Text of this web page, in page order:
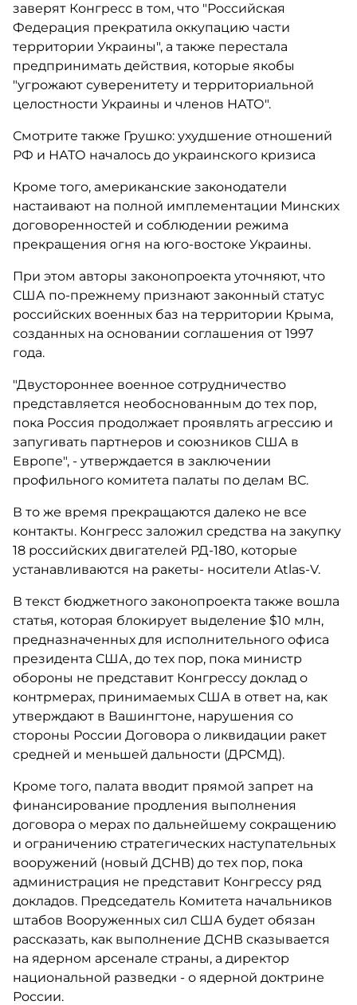
заверят Конгресс в том, что "Российская
Федерация прекратила оккупацию части
территории Украины", а также перестала
предпринимать действия, которые якобы
"угрожают суверенитету и территориальной
целостности Украины и членов НАТО".
Смотрите также Грушко: ухудшение отношений
РФ и НАТО началось до украинского кризиса
Кроме того, американские законодатели
настаивают на полной имплементации Минских
договоренностей и соблюдении режима
прекращения огня на юго-востоке Украины.
При этом авторы законопроекта уточняют, что
США по-прежнему признают законный статус
российских военных баз на территории Крыма,
созданных на основании соглашения от 1997
года.
"Двустороннее военное сотрудничество
представляется необоснованным до тех пор,
пока Россия продолжает проявлять агрессию и
запугивать партнеров и союзников США в
Европе", - утверждается в заключении
профильного комитета палаты по делам ВС.
В то же время прекращаются далеко не все
контакты. Конгресс заложил средства на закупку
18 российских двигателей РД-180, которые
устанавливаются на ракеты- носители Atlas-V.
В текст бюджетного законопроекта также вошла
статья, которая блокирует выделение $10 млн,
предназначенных для исполнительного офиса
президента США, до тех пор, пока министр
обороны не представит Конгрессу доклад о
контрмерах, принимаемых США в ответ на, как
утверждают в Вашингтоне, нарушения со
стороны России Договора о ликвидации ракет
средней и меньшей дальности (ДРСМД).
Кроме того, палата вводит прямой запрет на
финансирование продления выполнения
договора о мерах по дальнейшему сокращению
и ограничению стратегических наступательных
вооружений (новый ДСНВ) до тех пор, пока
администрация не представит Конгрессу ряд
докладов. Председатель Комитета начальников
штабов Вооруженных сил США будет обязан
рассказать, как выполнение ДСНВ сказывается
на ядерном арсенале страны, а директор
национальной разведки - о ядерной доктрине
России.